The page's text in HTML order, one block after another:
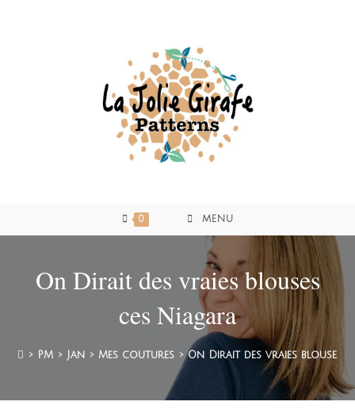
0 MENU
On Dirait des vraies blouses
ces Niagara
> PM > Jan > Mes coutures > On Dirait des vraies blouses